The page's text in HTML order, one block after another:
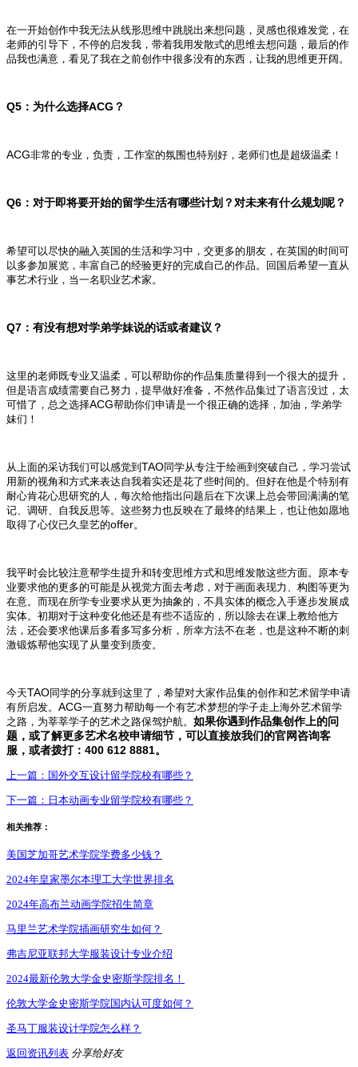
在一开始创作中我无法从线形思维中跳脱出来想问题，灵感也很难发觉，在
老师的引导下，不停的启发我，带着我用发散式的思维去想问题，最后的作
品我也满意，看见了我在之前创作中很多没有的东西，让我的思维更开阔。
Q5 ：为什么选择ACG ？
ACG非常的专业，负责，工作室的氛围也特别好，老师们也是超级温柔！
Q6 ：对于即将要开始的留学生活有哪些计划？对未来有什么规划呢？
希望可以尽快的融入英国的生活和学习中，交更多的朋友，在英国的时间可
以多参加展览，丰富自己的经验更好的完成自己的作品。回国后希望一直从
事艺术行业，当一名职业艺术家。
Q7 ：有没有想对学弟学妹说的话或者建议？
这里的老师既专业又温柔，可以帮助你的作品集质量得到一个很大的提升，
但是语言成绩需要自己努力，提早做好准备，不然作品集过了语言没过，太
可惜了，总之选择ACG帮助你们申请是一个很正确的选择，加油，学弟学
妹们！
从上面的采访我们可以感觉到 TAO同学从专注于绘画到突破自己，学习尝试
用新的视角和方式来表达自我着实还是花了些时间的。但好在他是个特别有
耐心肯花心思研究的人，每次给他指出问题后在下次课上总会带回满满的笔
记、调研、自我反思等。这些努力也反映在了最终的结果上，也让他如愿地
取得了心仪已久皇艺的offer。
我平时会比较注意帮学生提升和转变思维方式和思维发散这些方面。原本专
业要求他的更多的可能是从视觉方面去考虑，对于画面表现力、构图等更为
在意。而现在所学专业要求从更为抽象的，不具实体的概念入手逐步发展成
实体。初期对于这种变化他还是有些不适应的，所以除去在课上教给他方
法，还会要求他课后多看多写多分析，所幸方法不在老，也是这种不断的刺
激锻炼帮他实现了从量变到质变。
今天TAO同学的分享就到这里了，希望对大家作品集的创作和艺术留学申请
有所启发。 ACG一直努力帮助每一个有艺术梦想的学子走上海外艺术留学
之路，为莘莘学子的艺术之路保驾护航。 如果你遇到作品集创作上的问
题，或了解更多艺术名校申请细节，可以直接放我们的官网咨询客
服，或者拨打： 400 612 8881。
上一篇： 国外交互设计留学院校有哪些？
下一篇： 日本动画专业留学院校有哪些？
相关推荐：
美国芝加哥艺术学院学费多少钱？
2024年皇家墨尔本理工大学世界排名
2024年高布兰动画学院招生简章
马里兰艺术学院插画研究生如何？
弗吉尼亚联邦大学服装设计专业介绍
2024最新伦敦大学金史密斯学院排名！
伦敦大学金史密斯学院国内认可度如何？
圣马丁服装设计学院怎么样？
返回资讯列表 分享给好友